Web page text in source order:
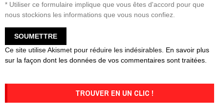
* Utiliser ce formulaire implique que vous êtes d'accord pour que
nous stockions les informations que vous nous confiez.
Ce site utilise Akismet pour réduire les indésirables. En savoir plus
sur la façon dont les données de vos commentaires sont traitées.
TROUVER EN UN CLIC !